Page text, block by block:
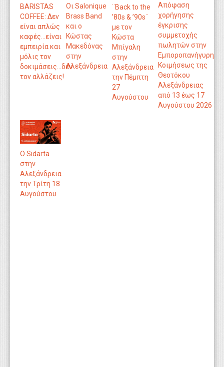
BARISTAS
COFFEE: Δεν
είναι απλώς
καφές...είναι
εμπειρία και
μόλις τον
δοκιμάσεις...δεν
τον αλλάζεις!
Οι Salonique
Brass Band
και ο
Κώστας
Μακεδόνας
στην
Αλεξάνδρεια
¨Back to the
’80s & ’90s¨
με τον
Κώστα
Μπίγαλη
στην
Αλεξάνδρεια
την Πέμπτη
27
Αυγούστου
Απόφαση
χορήγησης
έγκρισης
συμμετοχής
πωλητών στην
Εμποροπανήγυρη
Κοιμήσεως της
Θεοτόκου
Αλεξάνδρειας
από 13 έως 17
Αυγούστου 2026
Ο Sidarta
στην
Αλεξάνδρεια
την Τρίτη 18
Αυγούστου